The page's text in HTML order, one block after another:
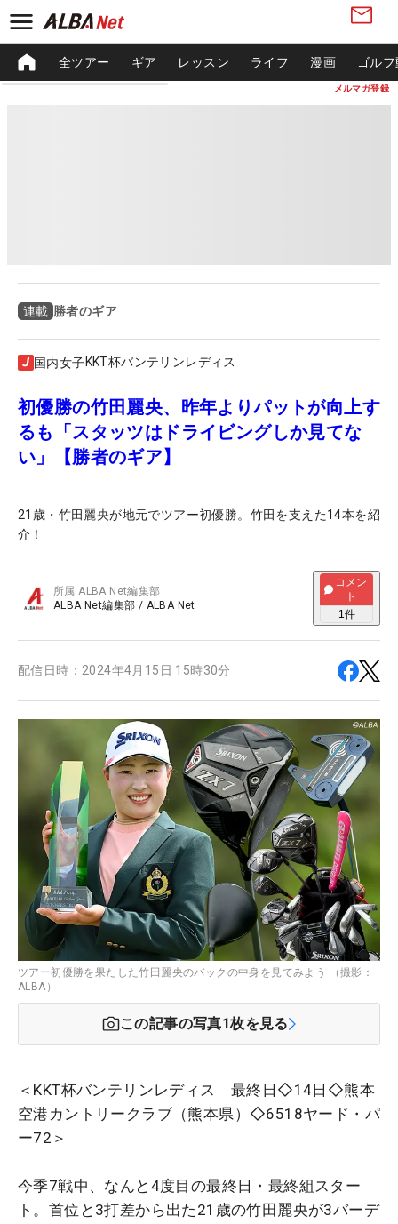
メルマガ登録
全ツアー ギア レッスン ライフ 漫画 ゴル
連載 勝者のギア
国内女子KKT杯バンテリンレディス
初優勝の竹田麗央、昨年よりパットが向上す
るも「スタッツはドライビングしか見てな
い」【勝者のギア】
21歳・竹田麗央が地元でツアー初優勝。竹田を支えた14本を紹
介！
所属ALBA Net編集部
ALBA Net編集部 / ALBA Net
コメン
ト
1件
配信日時： 2024年4月15日 15時30分
ツアー初優勝を果たした竹田麗央のバックの中身を見てみよう （撮影：
ALBA）
この記事の写真1枚を見る
＜KKT杯バンテリンレディス 最終日◇14日◇熊本
空港カントリークラブ（熊本県）◇6518ヤード・パ
ー72＞
今季7戦中、なんと4度目の最終日・最終組スター
ト。首位と3打差から出た21歳の竹田麗央が3バーデ